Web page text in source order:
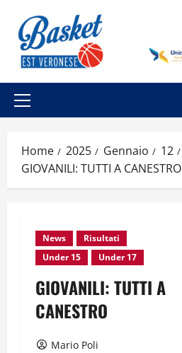
contenuto
Menu
Home 2025 Gennaio
12
GIOVANILI: TUTTI A CANESTRO
News
Risultati
Under 15
Under 17
GIOVANILI: TUTTI A
CANESTRO
Mario Poli